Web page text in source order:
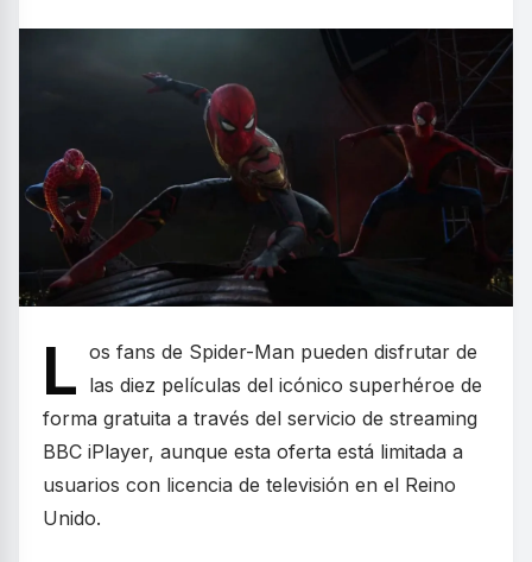
L os fans de Spider-Man pueden disfrutar de
las diez películas del icónico superhéroe de
forma gratuita a través del servicio de streaming
BBC iPlayer, aunque esta oferta está limitada a
usuarios con licencia de televisión en el Reino
Unido.